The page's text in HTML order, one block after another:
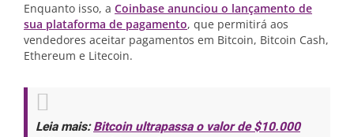
Enquanto isso, a Coinbase anunciou o lançamento de
sua plataforma de pagamento, que permitirá aos
vendedores aceitar pagamentos em Bitcoin, Bitcoin Cash,
Ethereum e Litecoin.
Leia mais:Bitcoin ultrapassa o valor de $10.000